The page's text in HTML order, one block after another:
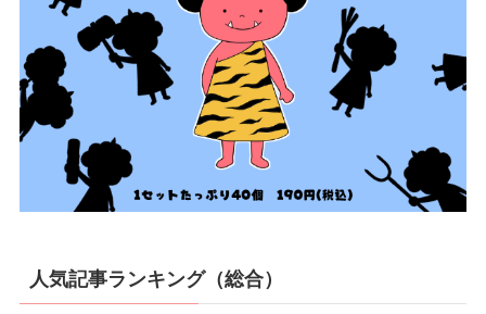
人気記事ランキング（総合）